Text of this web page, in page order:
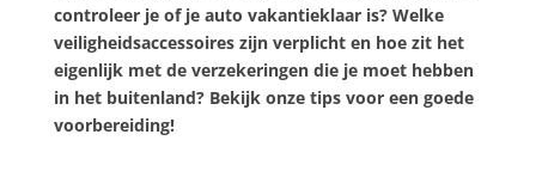
controleer je of je auto vakantieklaar is? Welke
veiligheidsaccessoires zijn verplicht en hoe zit het
eigenlijk met de verzekeringen die je moet hebben
in het buitenland? Bekijk onze tips voor een goede
voorbereiding!